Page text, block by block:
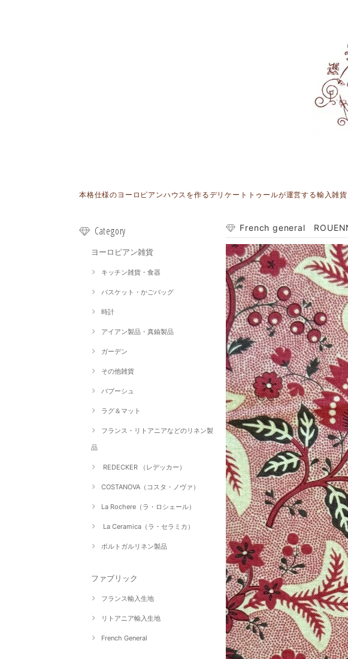
本格仕様のヨーロピアンハウスを作るデリケートトゥールが運営する輸入
Category
ヨーロピアン雑貨
キッチン雑貨・食器
バスケット・かごバッグ
時計
アイアン製品・真鍮製品
ガーデン
その他雑貨
バブーシュ
ラグ＆マット
フランス・リトアニアなどのリネン製
品
REDECKER （レデッカー）
COSTANOVA（コスタ・ノヴァ）
La Rochere（ラ・ロシェール）
La Ceramica（ラ・セラミカ）
ポルトガルリネン製品
ファブリック
フランス輸入生地
リトアニア輸入生地
French General
French general